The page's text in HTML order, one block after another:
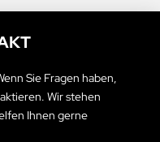
Sie Fragen haben,
Wir stehen
Ihnen gerne